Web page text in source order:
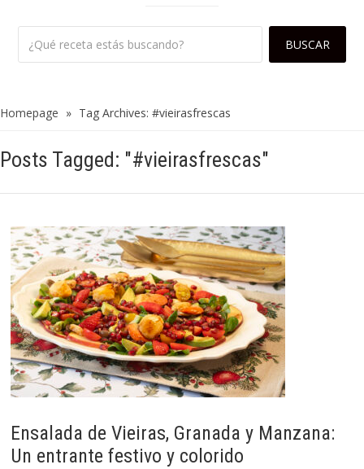
Homepage » Tag Archives: #vieirasfrescas
Posts Tagged: "#vieirasfrescas"
Ensalada de Vieiras, Granada y Manzana:
Un entrante festivo y colorido